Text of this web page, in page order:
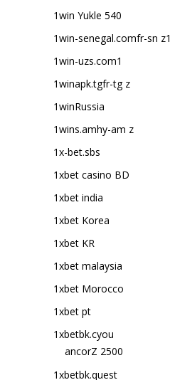
1win Yukle 540
1win-senegal.comfr-sn z1
1win-uzs.com1
1winapk.tgfr-tg z
1winRussia
1wins.amhy-am z
1x-bet.sbs
1xbet casino BD
1xbet india
1xbet Korea
1xbet KR
1xbet malaysia
1xbet Morocco
1xbet pt
1xbetbk.cyou
ancorZ 2500
1xbetbk.quest